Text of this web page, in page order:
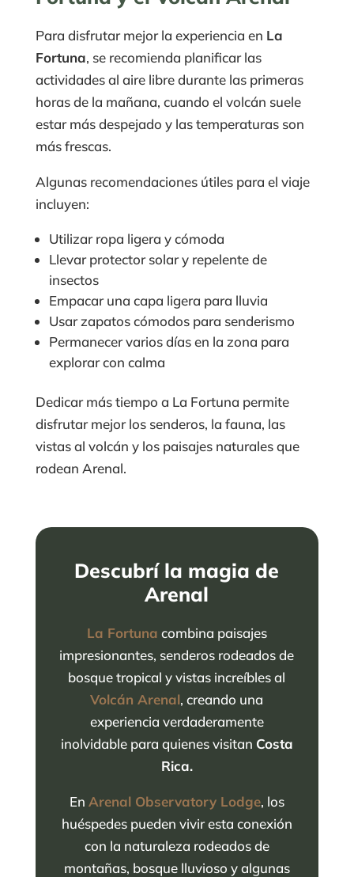
Para disfrutar mejor la experiencia en La
Fortuna, se recomienda planificar las
actividades al aire libre durante las primeras
horas de la mañana, cuando el volcán suele
estar más despejado y las temperaturas son
más frescas.
Algunas recomendaciones útiles para el viaje
incluyen:
Utilizar ropa ligera y cómoda
Llevar protector solar y repelente de
insectos
Empacar una capa ligera para lluvia
Usar zapatos cómodos para senderismo
Permanecer varios días en la zona para
explorar con calma
Dedicar más tiempo a La Fortuna permite
disfrutar mejor los senderos, la fauna, las
vistas al volcán y los paisajes naturales que
rodean Arenal.
Descubrí la magia de
Arenal
La Fortuna combina paisajes
impresionantes, senderos rodeados de
bosque tropical y vistas increíbles al
Volcán Arenal, creando una
experiencia verdaderamente
inolvidable para quienes visitan Costa
Rica.
En Arenal Observatory Lodge, los
huéspedes pueden vivir esta conexión
con la naturaleza rodeados de
montañas, bosque lluvioso y algunas